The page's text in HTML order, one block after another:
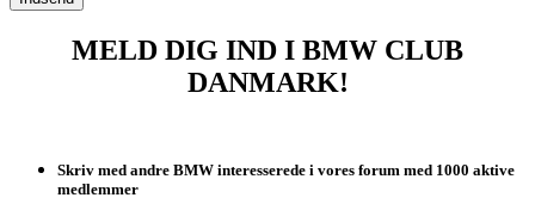
MELD DIG IND I BMW CLUB
DANMARK!
Skriv med andre BMW interesserede i vores forum med 1000 aktive
medlemmer